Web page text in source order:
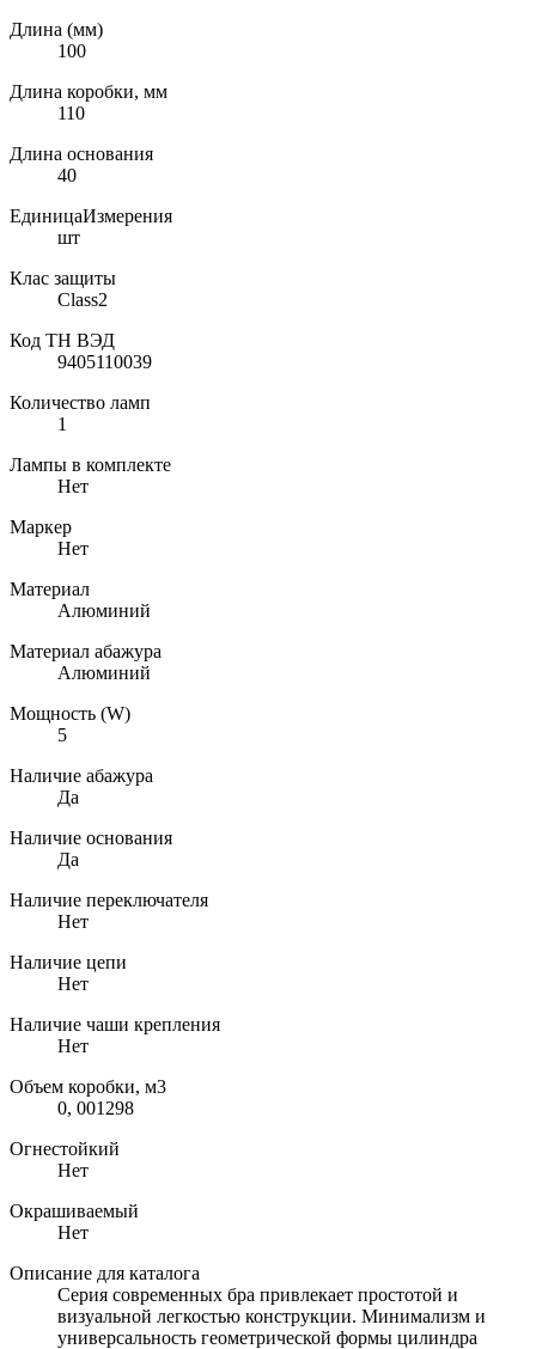
Длина (мм)
100
Длина коробки, мм
110
Длина основания
40
ЕдиницаИзмерения
шт
Клас защиты
Class2
Код ТН ВЭД
9405110039
Количество ламп
1
Лампы в комплекте
Нет
Маркер
Нет
Материал
Алюминий
Материал абажура
Алюминий
Мощность (W)
5
Наличие абажура
Да
Наличие основания
Да
Наличие переключателя
Нет
Наличие цепи
Нет
Наличие чаши крепления
Нет
Объем коробки, м3
0, 001298
Огнестойкий
Нет
Окрашиваемый
Нет
Описание для каталога
Серия современных бра привлекает простотой и
визуальной легкостью конструкции. Минимализм и
универсальность геометрической формы цилиндра